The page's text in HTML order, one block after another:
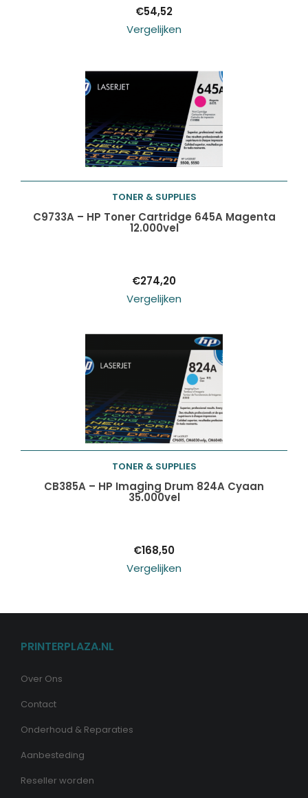
€54,52
Vergelijken
Toevoegen aan
TONER & SUPPLIES
C9733A – HP Toner Cartridge 645A Magenta
12.000vel
€274,20
Vergelijken
Toevoegen aan
TONER & SUPPLIES
CB385A – HP Imaging Drum 824A Cyaan
35.000vel
€168,50
Vergelijken
PRINTERPLAZA.NL
Over Ons
Contact
Onderhoud & Reparaties
Aanbesteding
Reseller worden